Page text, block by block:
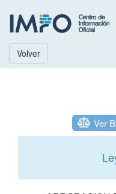
Volver
Ver